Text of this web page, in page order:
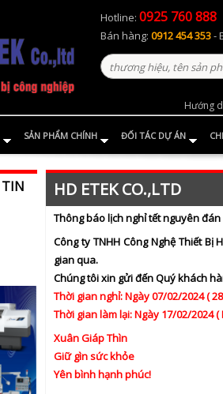
Hotline: 0925 760 888
Bán hàng: 0912 454 353-
Hướng
SẢN PHẨM CHÍNH ĐỐI TÁC DỰ ÁN
HD ETEK CO.,LTD
Thông báo lịch nghỉ tết nguyên đán
Công ty TNHH Công Nghệ Thiết
gian qua.
Chúng tôi xin gửi đến Quý khách
Thời gian nghỉ: Ngày 07/02/2024 (
Thời gian làm lại: Ngày 17/02/2024
Xuân Giáp Thìn
Giữ gìn sức khỏe
Yên bình hạnh phúc!